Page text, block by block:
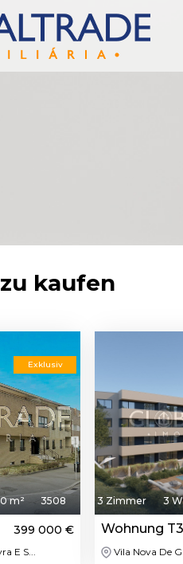
kaufen
Exklusiv
m² 3508
399 000 €
E S...
3 Zimmer 3
Wohnung T3
Vila Nova De